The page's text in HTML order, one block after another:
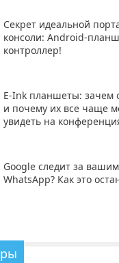
Секрет идеальной
консоли: Android-
контроллер!
E-Ink планшеты: зачем
и почему их все чаще
увидеть на
Google следит за вашим
WhatsApp? Как это